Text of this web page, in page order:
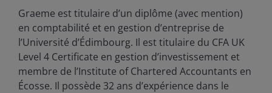
Graeme est titulaire d’un diplôme (avec mention)
en comptabilité et en gestion d’entreprise de
l’Université d’Édimbourg. Il est titulaire du CFA UK
Level 4 Certificate en gestion d’investissement et
membre de l’Institute of Chartered Accountants en
Écosse. Il possède 32ans d’expérience dans le